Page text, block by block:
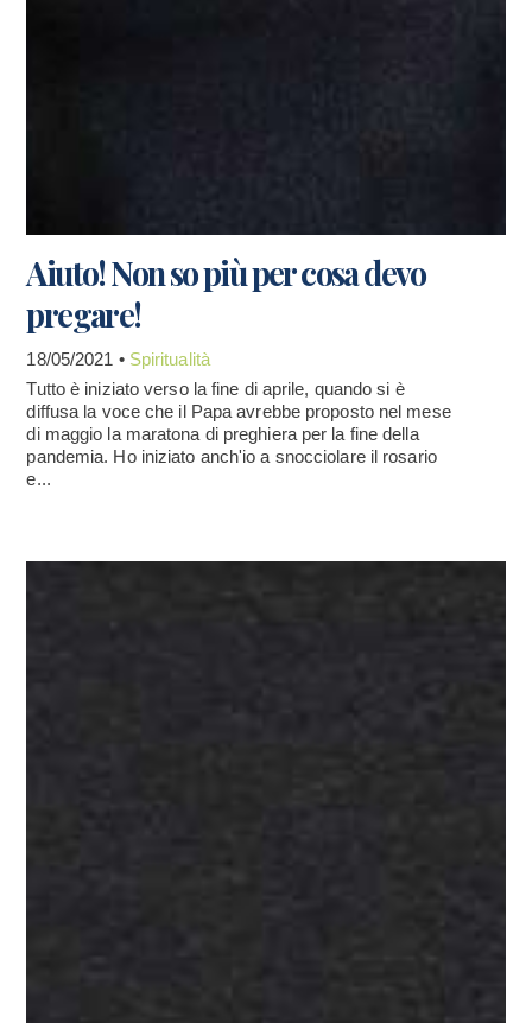
Aiuto! Non so più per cosa devo
pregare!
18/05/2021 • Spiritualità
Tutto è iniziato verso la fine di aprile, quando si è
diffusa la voce che il Papa avrebbe proposto nel mese
di maggio la maratona di preghiera per la fine della
pandemia. Ho iniziato anch'io a snocciolare il rosario
e...